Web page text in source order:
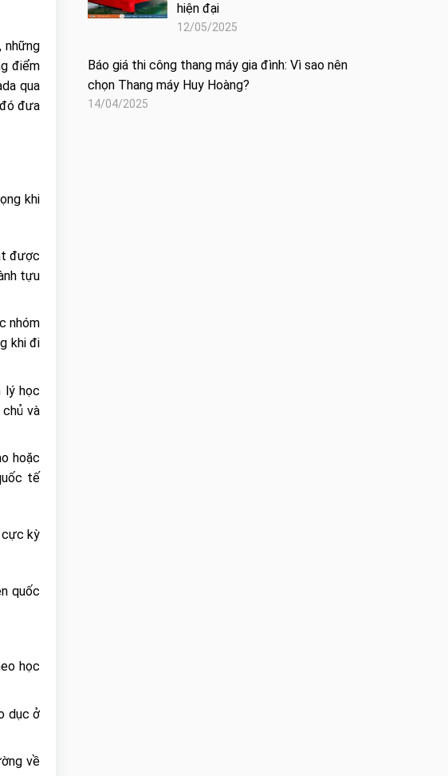
những
điểm
qua
đưa
khi
được
tựu
nhóm
khi đi
lý học
và
hoặc
tế
cực kỳ
quốc
học
dục ở
về
hiện đại
12/05/2025
Báo giá thi công thang máy gia đình: Vì sao nên
chọn Thang máy Huy Hoàng?
14/04/2025